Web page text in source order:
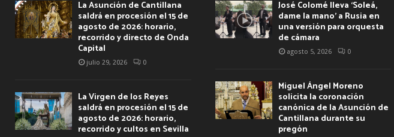
La Asunción de Cantillana
saldrá en procesión el 15 de
agosto de 2026: horario,
recorrido y directo de Onda
Capital
julio 29, 2026 0
La Virgen de los Reyes
saldrá en procesión el 15 de
agosto de 2026: horario,
recorrido y cultos en Sevilla
José Colomé lleva ‘Soleá,
dame la mano’ a Rusia en
una versión para orquesta
de cámara
agosto 5, 2026 0
Miguel Ángel Moreno
solicita la coronación
canónica de la Asunción de
Cantillana durante su
pregón